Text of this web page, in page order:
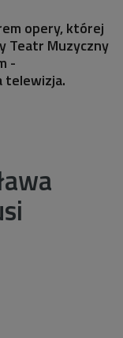
opery, której
Teatr Muzyczny
-
telewizja.